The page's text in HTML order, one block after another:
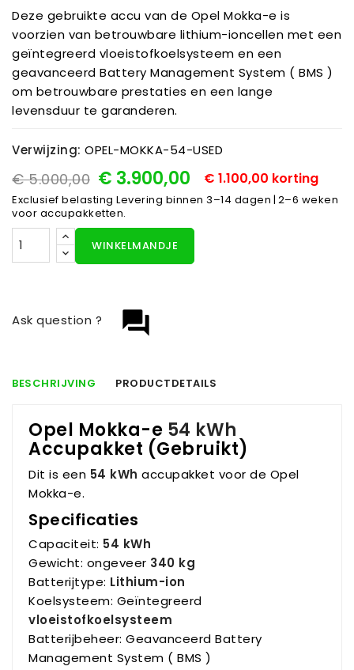
Deze gebruikte accu van de Opel Mokka-e is
voorzien van betrouwbare lithium-ioncellen met een
geïntegreerd vloeistofkoelsysteem en een
geavanceerd Battery Management System ( BMS )
om betrouwbare prestaties en een lange
levensduur te garanderen.
Verwijzing: OPEL-MOKKA-54-USED
€ 5.000,00 € 3.900,00 € 1.100,00 korting
Exclusief belasting Levering binnen 3–14 dagen | 2–6 weken
voor accupakketten.
WINKELMANDJE
question_answer
Ask question ?
BESCHRIJVING PRODUCTDETAILS
Opel Mokka-e 54 kWh
Accupakket (Gebruikt)
Dit is een 54 kWh accupakket voor de Opel
Mokka-e.
Specificaties
Capaciteit: 54 kWh
Gewicht: ongeveer 340 kg
Batterijtype: Lithium-ion
Koelsysteem: Geïntegreerd
vloeistofkoelsysteem
Batterijbeheer: Geavanceerd Battery
Management System ( BMS )